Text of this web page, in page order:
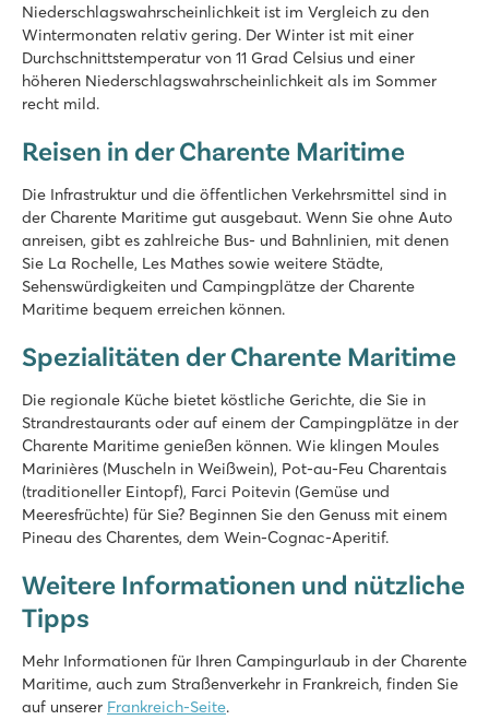
Niederschlagswahrscheinlichkeit ist im Vergleich zu den
Wintermonaten relativ gering. Der Winter ist mit einer
Durchschnittstemperatur von 11 Grad Celsius und einer
höheren Niederschlagswahrscheinlichkeit als im Sommer
recht mild.
Reisen in der Charente Maritime
Die Infrastruktur und die öffentlichen Verkehrsmittel sind in
der Charente Maritime gut ausgebaut. Wenn Sie ohne Auto
anreisen, gibt es zahlreiche Bus- und Bahnlinien, mit denen
Sie La Rochelle, Les Mathes sowie weitere Städte,
Sehenswürdigkeiten und Campingplätze der Charente
Maritime bequem erreichen können.
Spezialitäten der Charente Maritime
Die regionale Küche bietet köstliche Gerichte, die Sie in
Strandrestaurants oder auf einem der Campingplätze in der
Charente Maritime genießen können. Wie klingen Moules
Marinières (Muscheln in Weißwein), Pot-au-Feu Charentais
(traditioneller Eintopf), Farci Poitevin (Gemüse und
Meeresfrüchte) für Sie? Beginnen Sie den Genuss mit einem
Pineau des Charentes, dem Wein-Cognac-Aperitif.
Weitere Informationen und nützliche
Tipps
Mehr Informationen für Ihren Campingurlaub in der Charente
Maritime, auch zum Straßenverkehr in Frankreich, finden Sie
auf unserer Frankreich-Seite.